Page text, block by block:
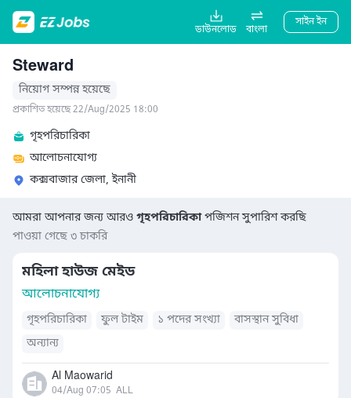
ডাউনলোড বাংলা
সাইন ইন
Steward
নিয়োগ সম্পন্ন হয়েছে
প্রকাশিত হয়েছে 22/Aug/2025 18:00
গৃহপরিচারিকা
আলোচনাযোগ্য
কক্সবাজার জেলা, ইনানী
আমরা আপনার জন্য আরও গৃহপরিচারিকাপজিশন সুপারিশ করছি
পাওয়া গেছে ৩ চাকরি
মহিলা হাউজ মেইড
আলোচনাযোগ্য
গৃহপরিচারিকা ফুল টাইম ১ পদের সংখ্যা
বাসস্থান সুবিধা
অন্যান্য
Al Maowarid
04/Aug 07:05 ALL